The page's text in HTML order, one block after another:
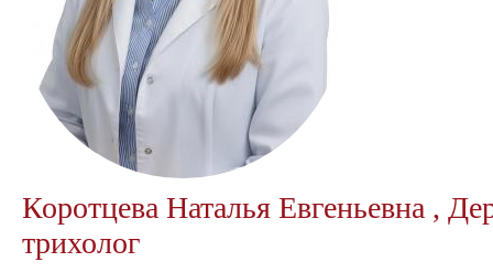
Коротцева Наталья Евгеньевна ,
трихолог